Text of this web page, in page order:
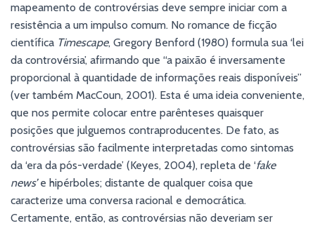
mapeamento de controvérsias deve sempre iniciar com a
resistência a um impulso comum. No romance de ficção
científica Timescape, Gregory Benford (1980) formula sua ‘lei
da controvérsia’, afirmando que “a paixão é inversamente
proporcional à quantidade de informações reais disponíveis”
(ver também MacCoun, 2001). Esta é uma ideia conveniente,
que nos permite colocar entre parênteses quaisquer
posições que julguemos contraproducentes. De fato, as
controvérsias são facilmente interpretadas como sintomas
da ‘era da pós-verdade’ (Keyes, 2004), repleta de ‘fake
news’e hipérboles; distante de qualquer coisa que
caracterize uma conversa racional e democrática.
Certamente, então, as controvérsias não deveriam ser